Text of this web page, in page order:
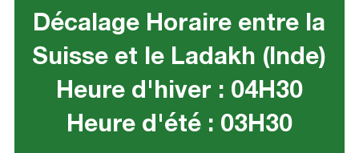
Décalage Horaire entre la
Suisse et le Ladakh (Inde)
Heure d'hiver : 04H30
Heure d'été : 03H30